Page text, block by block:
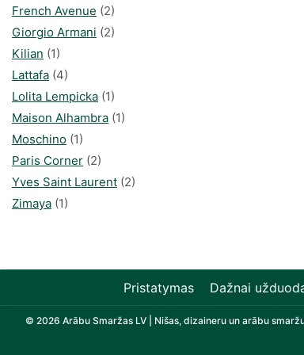
French Avenue (2)
Giorgio Armani (2)
Kilian (1)
Lattafa (4)
Lolita Lempicka (1)
Maison Alhambra (1)
Moschino (1)
Paris Corner (2)
Yves Saint Laurent (2)
Zimaya (1)
Pristatymas Dažnai
© 2026 Arābu Smaržas LV | Nišas, dizaineru un arābu